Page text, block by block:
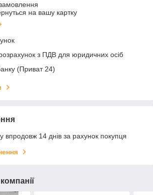
на вашу картку
розрахунок з ПДВ для юридичних осіб
(Приват 24)
впродовж 14 днів за рахунок покупця